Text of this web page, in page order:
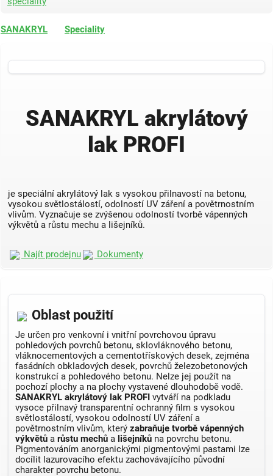
SANAKRYL Speciality
SANAKRYL akrylátový
lak PROFI
je speciální akrylátový lak s vysokou přilnavostí na betonu,
vysokou světlostálostí, odolností UV záření a povětrnostním
vlivům. Vyznačuje se zvýšenou odolností tvorbě vápenných
výkvětů a růstu mechu a lišejníků.
Najít prodejnu Dokumenty
Oblast použití
Je určen pro venkovní i vnitřní povrchovou úpravu
pohledových povrchů betonu, sklovláknového betonu,
vláknocementových a cementotřískových desek, zejména
fasádních obkladových desek, povrchů železobetonových
konstrukcí a pohledového betonu. Nelze jej použít na
pochozí plochy a na plochy vystavené dlouhodobě vodě.
SANAKRYL akrylátový lak PROFI vytváří na podkladu
vysoce přilnavý transparentní ochranný film s vysokou
světlostálostí, vysokou odolností UV záření a
povětrnostním vlivům, který zabraňuje tvorbě vápenných
výkvětůa růstu mechůa lišejníkůna povrchu betonu.
Pigmentováním anorganickými pigmentovými pastami lze
docílit lazurovacího efektu zachovávajícího původní
charakter povrchu betonu.